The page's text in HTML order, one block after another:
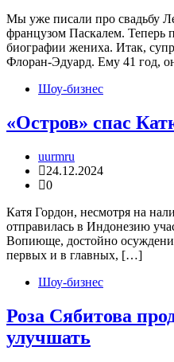
Мы уже писали про свадьбу
французом Паскалем. Теперь
биографии жениха. Итак,
Флоран-Эдуард. Ему 41 год,
Шоу-бизнес
«Остров» спас
uurmru
24.12.2024
0
Катя Гордон, несмотря на
отправилась в Индонезию
Вопиюще, достойно
первых и в главных, […]
Шоу-бизнес
Роза Сябитова
улучшать